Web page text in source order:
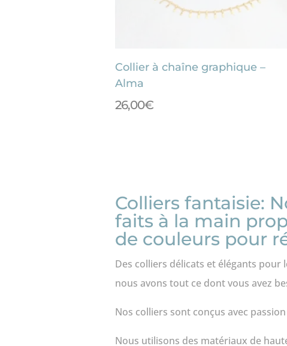
Collier à chaîne graphique –
Alma
26,00€
Colliers fantaisie:
faits à la main
de couleurs pour
Des colliers délicats et élégants
nous avons tout ce dont vous avez
Nos colliers sont conçus avec
Nous utilisons des matériaux de